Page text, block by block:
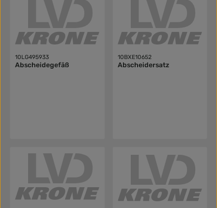
10LG495933
Abscheidegefäß
10BXE10652
Abscheidersatz